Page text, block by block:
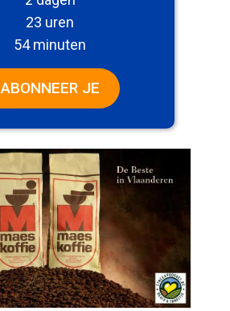
23 uren
54 minuten
ABONNEER JE